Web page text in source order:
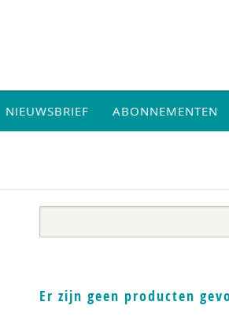
NIEUWSBRIEF ABONNEMENTEN
Er zijn geen producten